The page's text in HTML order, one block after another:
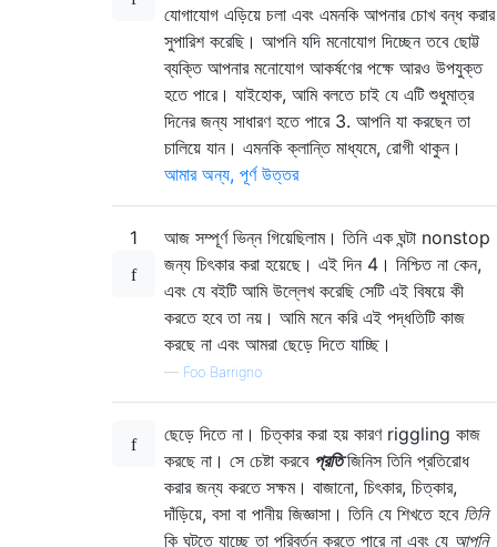
যোগাযোগ এড়িয়ে চলা এবং এমনকি আপনার চোখ বন্ধ করার
সুপারিশ করেছি। আপনি যদি মনোযোগ দিচ্ছেন তবে ছোট্ট
ব্যক্তি আপনার মনোযোগ আকর্ষণের পক্ষে আরও উপযুক্ত
হতে পারে। যাইহোক, আমি বলতে চাই যে এটি শুধুমাত্র
দিনের জন্য সাধারণ হতে পারে 3. আপনি যা করছেন তা
চালিয়ে যান। এমনকি ক্লান্তি মাধ্যমে, রোগী থাকুন।
আমার অন্য, পূর্ণ উত্তর
1
আজ সম্পূর্ণ ভিন্ন গিয়েছিলাম। তিনি এক ঘন্টা nonstop
জন্য চিৎকার করা হয়েছে। এই দিন 4। নিশ্চিত না কেন,
এবং যে বইটি আমি উল্লেখ করেছি সেটি এই বিষয়ে কী
করতে হবে তা নয়। আমি মনে করি এই পদ্ধতিটি কাজ
করছে না এবং আমরা ছেড়ে দিতে যাচ্ছি।
— Foo Barrigno
ছেড়ে দিতে না। চিত্কার করা হয় কারণ riggling কাজ
করছে না। সে চেষ্টা করবে প্রতিজিনিস তিনি প্রতিরোধ
করার জন্য করতে সক্ষম। বাজানো, চিৎকার, চিত্কার,
দাঁড়িয়ে, বসা বা পানীয় জিজ্ঞাসা। তিনি যে শিখতে হবে তিনি
কি ঘটতে যাচ্ছে তা পরিবর্তন করতে পারে না এবং যে আপনি